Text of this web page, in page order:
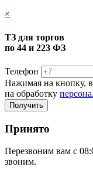
×
ТЗ для торгов
по 44 и 223 ФЗ
Телефон
Нажимая на кнопку,
на обработку
Принято
Перезвоним вам с
звоним.